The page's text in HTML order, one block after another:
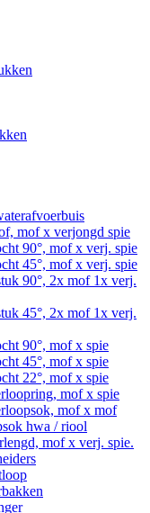
mof x verjongd spie
90°, mof x verj. spie
45°, mof x verj. spie
90°, 2x mof 1x verj.
45°, 2x mof 1x verj.
90°, mof x spie
45°, mof x spie
22°, mof x spie
mof x spie
mof x mof
hwa / riool
mof x verj. spie.